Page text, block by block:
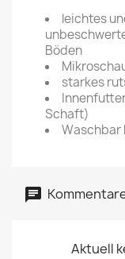
leichtes
Böden
starkes
Schaft)
Waschbar
Aktuell